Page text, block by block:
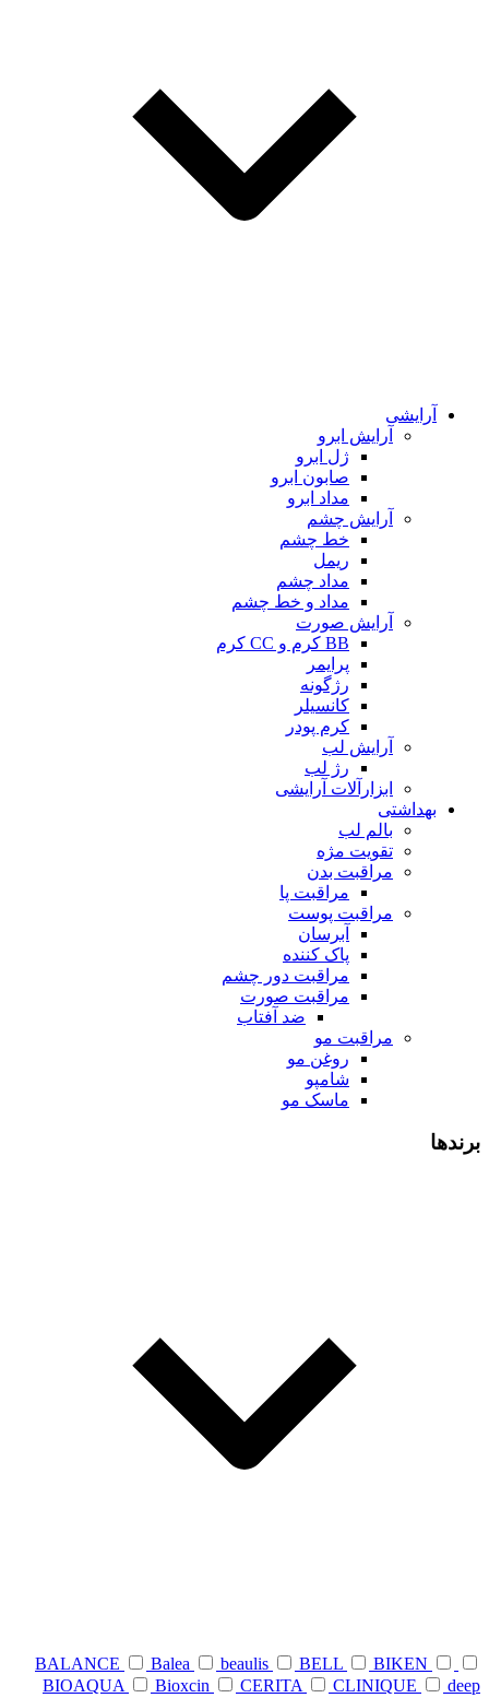
آرایشی
آرایش ابرو
ژل ابرو
صابون ابرو
مداد ابرو
آرایش چشم
خط چشم
ریمل
مداد چشم
مداد و خط چشم
آرایش صورت
BB کرم و CC کرم
پرایمر
رژگونه
کانسیلر
کرم پودر
آرایش لب
رژ لب
ابزارآلات آرایشی
بهداشتی
بالم لب
تقویت مژه
مراقبت بدن
مراقبت پا
مراقبت پوست
آبرسان
پاک کننده
مراقبت دور چشم
مراقبت صورت
ضد آفتاب
مراقبت مو
روغن مو
شامپو
ماسک مو
برندها
BALANCE Balea beaulis BELL
BIKEN
BIOAQUA
Bioxcin CERITA CLINIQUE
deep